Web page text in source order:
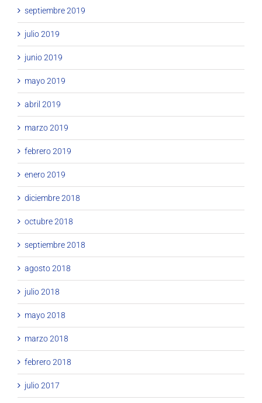
septiembre 2019
julio 2019
junio 2019
mayo 2019
abril 2019
marzo 2019
febrero 2019
enero 2019
diciembre 2018
octubre 2018
septiembre 2018
agosto 2018
julio 2018
mayo 2018
marzo 2018
febrero 2018
julio 2017